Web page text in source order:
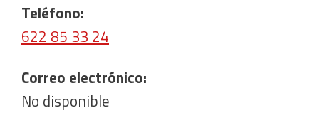
Teléfono:
622 85 33 24
Correo electrónico:
No disponible